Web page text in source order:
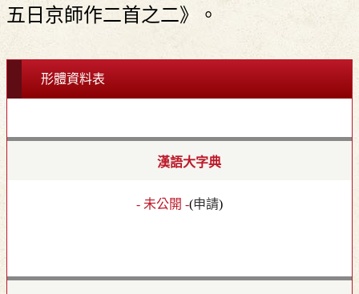
五日京師作二首之二》。
形體資料表
漢語大字典
- 未公開 -(申請)